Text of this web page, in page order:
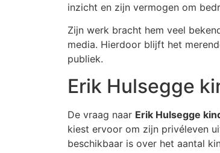
inzicht en zijn vermogen om
Zijn werk bracht hem veel
media. Hierdoor blijft het
publiek.
Erik Hulsegge
De vraag naar Erik Hulsegge
kiest ervoor om zijn privéleven
beschikbaar is over het aantal